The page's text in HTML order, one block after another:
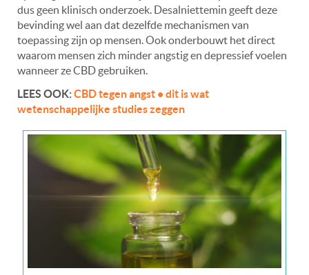
dus geen klinisch onderzoek. Desalniettemin geeft deze
bevinding wel aan dat dezelfde mechanismen van
toepassing zijn op mensen. Ook onderbouwt het direct
waarom mensen zich minder angstig en depressief voelen
wanneer ze CBD gebruiken.
LEES OOK:CBD tegen angst • dit is wat
wetenschappelijke studies zeggen